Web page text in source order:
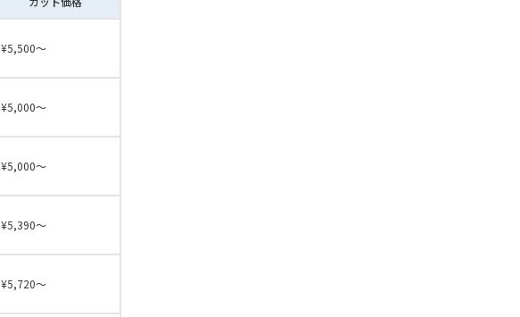
¥5,500〜
¥5,000〜
¥5,000〜
¥5,390〜
¥5,720～